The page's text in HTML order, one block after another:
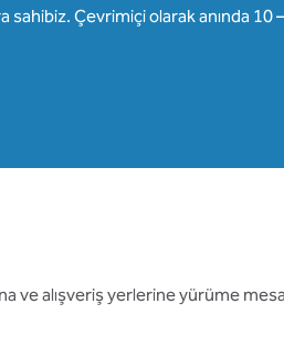
sahibiz. Çevrimiçi olarak anında
ve alışveriş yerlerine yürüme